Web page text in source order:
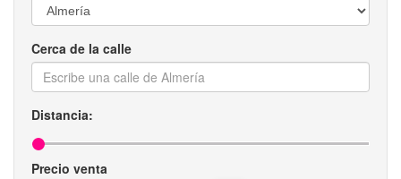
Cerca de la calle
Distancia:
Precio venta